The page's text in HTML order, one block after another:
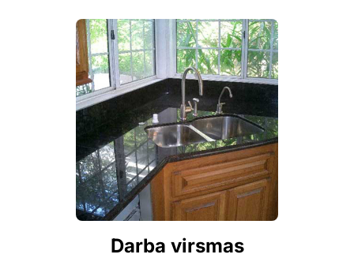
Darba virsmas